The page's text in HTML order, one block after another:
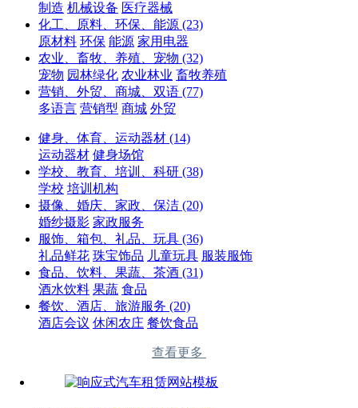
制造 机械设备 医疗器械
化工、原料、环保、能源 (23)
原材料 环保 能源 家用电器
农业、畜牧、养殖、宠物 (32)
宠物 园林绿化 农业林业 畜牧养殖
营销、外贸、商城、双语 (77)
多语言 营销型 商城 外贸
健身、体育、运动器材 (14)
运动器材 健身场馆
学校、教育、培训、科研 (38)
学校 培训机构
摄像、婚庆、家政、保洁 (20)
婚纱摄影 家政服务
服饰、箱包、礼品、玩具 (36)
礼品鲜花 珠宝饰品 儿童玩具 服装服饰
食品、饮料、果蔬、茶酒 (31)
酒水饮料 果蔬 食品
餐饮、酒店、旅游服务 (20)
酒店会议 休闲农庄 餐饮食品
查看更多